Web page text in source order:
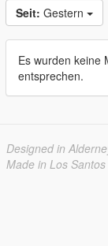
Seit: Gestern
Es wurden keine
entsprechen.
Designed in
Made in Los Santos